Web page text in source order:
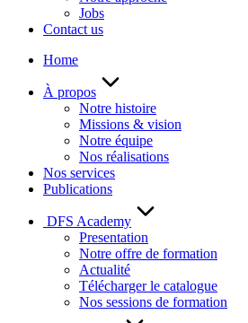
Jobs
Contact us
Home
À propos
Notre histoire
Missions & vision
Notre équipe
Nos réalisations
Nos services
Publications
DFS Academy
Presentation
Notre offre de formation
Actualité
Télécharger le catalogue
Nos sessions de formation